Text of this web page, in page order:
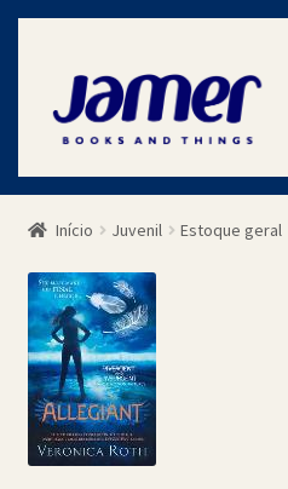
Pular
para
navegação
Pular
para
conteúdo
Início
Avaliações
Cart
Checkout
Contato
Início Juvenil Estoque geral